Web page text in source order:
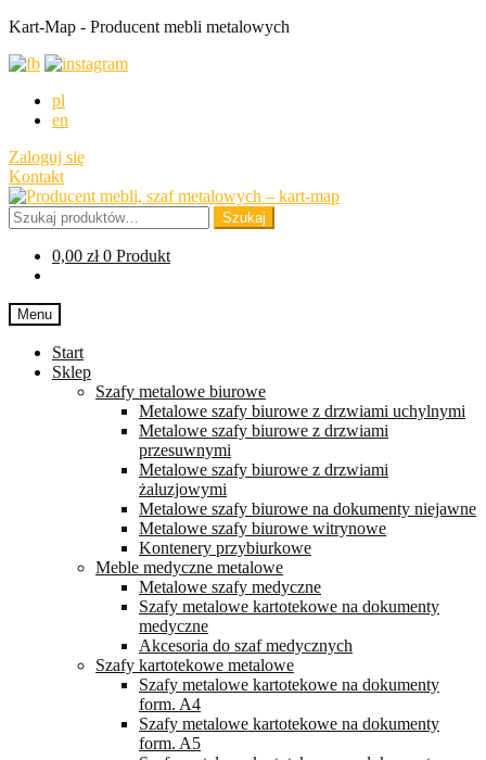
Kart-Map - Producent mebli metalowych
pl
en
Zaloguj się
Kontakt
Przejdź
do
nawigacji
Przejdź
do
treści
Szukaj: Szukaj
0,00 zł 0 Produkt
Menu
Start
Sklep
Szafy metalowe biurowe
Metalowe szafy biurowe z drzwiami uchylnymi
Metalowe szafy biurowe z drzwiami
przesuwnymi
Metalowe szafy biurowe z drzwiami
żaluzjowymi
Metalowe szafy biurowe na dokumenty niejawne
Metalowe szafy biurowe witrynowe
Kontenery przybiurkowe
Meble medyczne metalowe
Metalowe szafy medyczne
Szafy metalowe kartotekowe na dokumenty
medyczne
Akcesoria do szaf medycznych
Szafy kartotekowe metalowe
Szafy metalowe kartotekowe na dokumenty
form. A4
Szafy metalowe kartotekowe na dokumenty
form. A5